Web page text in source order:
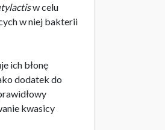
w celu
w niej bakterii
ich błonę
dodatek do
kwasicy